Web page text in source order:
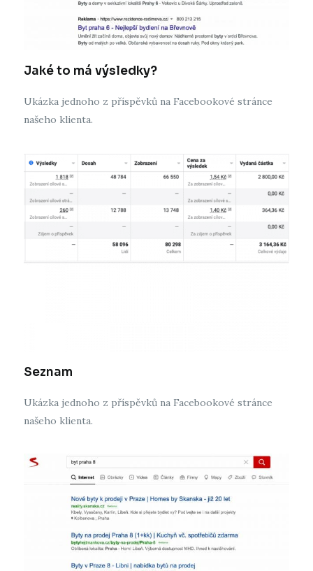
Jaké to má výsledky?
Ukázka jednoho z příspěvků na Facebookové stránce
našeho klienta.
Seznam
Ukázka jednoho z příspěvků na Facebookové stránce
našeho klienta.